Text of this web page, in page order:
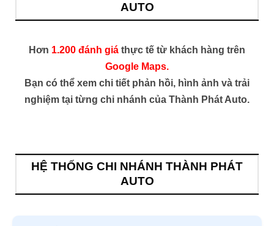
AUTO
Hơn 1.200 đánh giá thực tế từ khách hàng trên
Google Maps.
Bạn có thể xem chi tiết phản hồi, hình ảnh và trải
nghiệm tại từng chi nhánh của Thành Phát Auto.
HỆ THỐNG CHI NHÁNH THÀNH PHÁT
AUTO